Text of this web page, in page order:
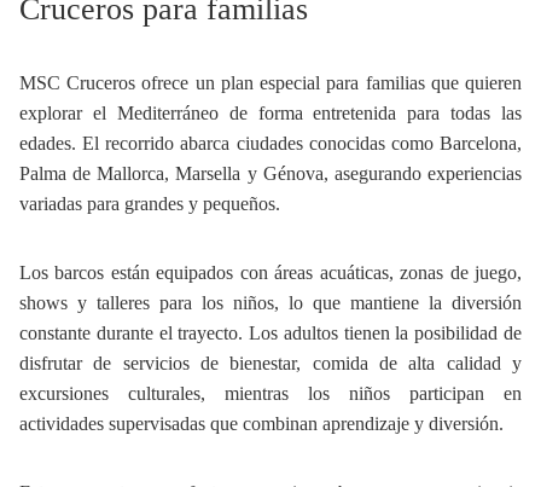
Cruceros para familias
MSC Cruceros ofrece un plan especial para familias que quieren
explorar el Mediterráneo de forma entretenida para todas las
edades. El recorrido abarca ciudades conocidas como Barcelona,
Palma de Mallorca, Marsella y Génova, asegurando experiencias
variadas para grandes y pequeños.
Los barcos están equipados con áreas acuáticas, zonas de juego,
shows y talleres para los niños, lo que mantiene la diversión
constante durante el trayecto. Los adultos tienen la posibilidad de
disfrutar de servicios de bienestar, comida de alta calidad y
excursiones culturales, mientras los niños participan en
actividades supervisadas que combinan aprendizaje y diversión.